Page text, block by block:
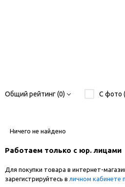
Общий рейтинг (0) С фото
Ничего не найдено
Работаем только с юр. лицами
Для покупки товара в интернет-
зарегистрируйтесь в личном кабинете